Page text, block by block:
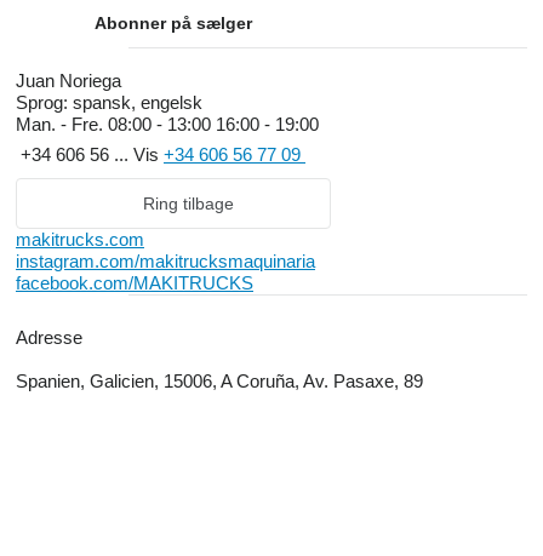
Abonner på sælger
Juan Noriega
Sprog: spansk, engelsk
Man. - Fre. 08:00 - 13:00 16:00 - 19:00
+34 606 56 ... Vis +34 606 56 77 09
Ring tilbage
makitrucks.com
instagram.com/makitrucksmaquinaria
facebook.com/MAKITRUCKS
Adresse
Spanien, Galicien, 15006, A Coruña, Av. Pasaxe, 89